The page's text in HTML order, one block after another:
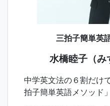
三拍子簡単英
水橋睦子（み
中学英文法の６割だけ
拍子簡単英語メソッド